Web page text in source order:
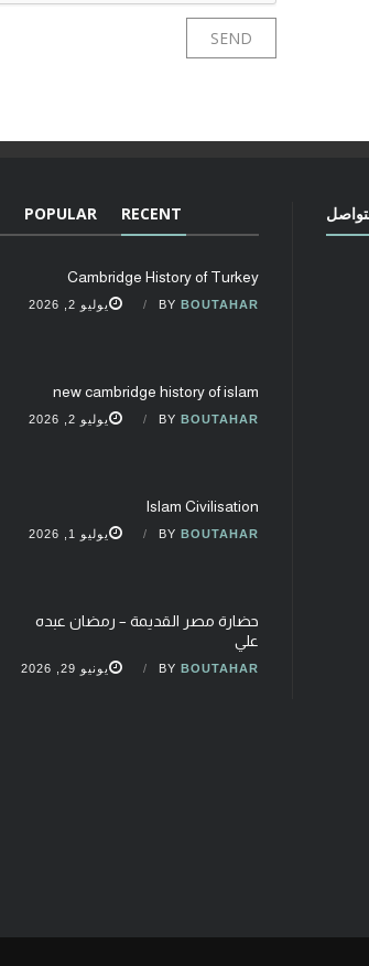
RECENT
POPULAR
Cambridge History of Turkey
BY BOUTAHAR يوليو 2, 2026
new cambridge history of islam
BY BOUTAHAR يوليو 2, 2026
Islam Civilisation
BY BOUTAHAR يوليو 1, 2026
حضارة مصر القديمة – رمضان عبده
علي
BY BOUTAHAR يونيو 29, 2026